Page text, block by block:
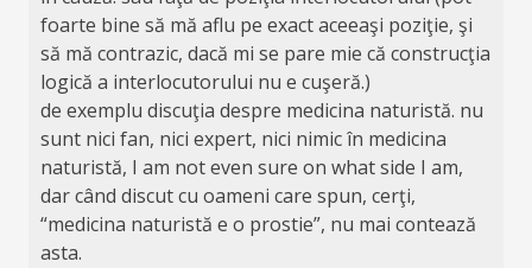
foarte bine să mă aflu pe exact aceeaşi poziţie, şi
să mă contrazic, dacă mi se pare mie că construcţia
logică a interlocutorului nu e cuşeră.)
de exemplu discuţia despre medicina naturistă. nu
sunt nici fan, nici expert, nici nimic în medicina
naturistă, I am not even sure on what side I am,
dar când discut cu oameni care spun, cerţi,
“medicina naturistă e o prostie”, nu mai contează
asta.